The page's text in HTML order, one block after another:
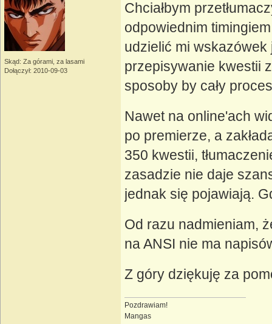
Skąd: Za górami, za lasami
Dołączył: 2010-09-03
Chciałbym
odpowiednim
udzielić mi wskazówek
przepisywanie kwestii
sposoby by cały
Nawet na online'ach
po premierze, a
350 kwestii,
zasadzie nie daje
jednak się pojawiają.
Od razu nadmieniam,
na ANSI nie ma
Z góry dziękuję za
Pozdrawiam!
Mangas